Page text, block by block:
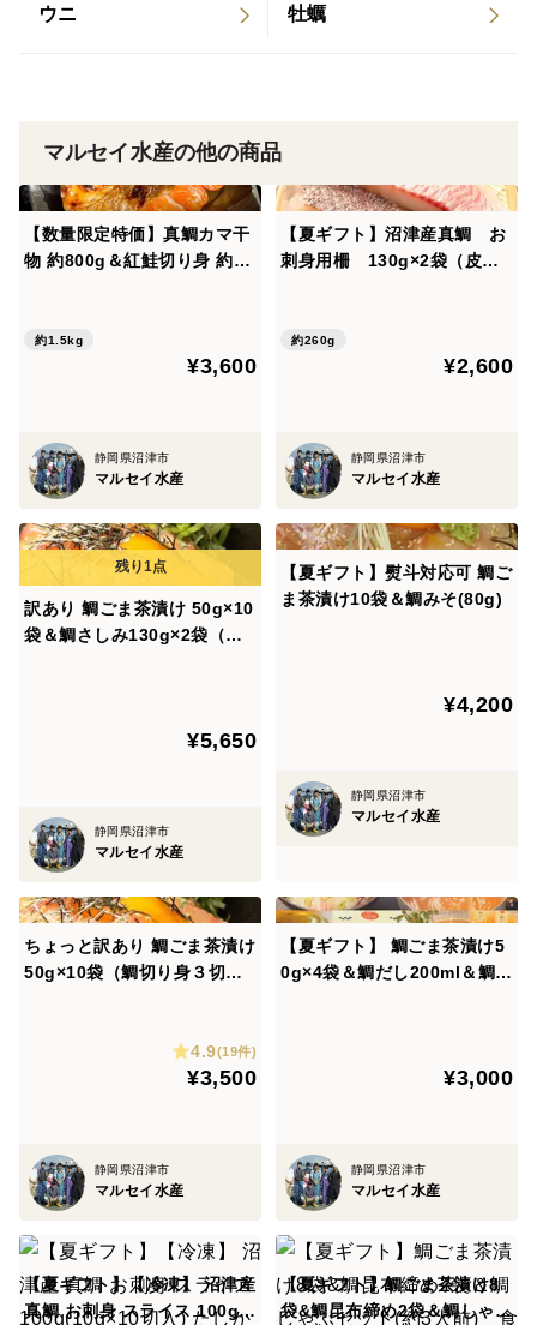
淡白な鯛の白身はお魚が苦手なお子様でも食べやすい味
※少量でお召し上がりいただきやすいよう小分けにして
おります。（1袋マダイの切り身3切れ程度）
へは前々日の発送となります）
【おまとめ配送について】
他出品の商品とのまとめ配送（同梱）も承っておりま
す。
お客様の配送料の負担も減らすことができますので、ご
注文前にご連絡下さい。
ヤマト運輸自動伝票発行システム都合上、別々のご注文
お熨斗が必要な場合はご注文時、特記事項へ【ご希望の
熨斗種類】を記載ください。
熨斗への名入れはできかねます。ご了承ください。
（記載のない場合、熨斗なしでの配送となります。）
ウニ 牡蠣
マルセイ水産の他の商品
【数量限定特価】真鯛カマ干
物 約800g＆紅鮭切り身 約70
約1.5kg
¥3,600
静岡県沼津市
マルセイ水産
【夏ギフト】沼津産真鯛 お
刺身用柵 130g×2袋（皮引
約260g
¥2,600
静岡県沼津市
マルセイ水産
訳あり 鯛ごま茶漬け 50g×10
袋＆鯛さしみ130g×2袋（皮
¥5,650
静岡県沼津市
マルセイ水産
【夏ギフト】熨斗対応可 鯛ご
ま茶漬け10袋＆鯛みそ(80g)
¥4,200
静岡県沼津市
マルセイ水産
ちょっと訳あり 鯛ごま茶漬け
50g×10袋（鯛切り身３切れ/
4.9(19件)
¥3,500
静岡県沼津市
マルセイ水産
【夏ギフト】 鯛ごま茶漬け5
0g×4袋＆鯛だし200ml＆鯛み
¥3,000
静岡県沼津市
マルセイ水産
【夏ギフト】【冷凍】 沼津産
真鯛 お刺身 スライス 100g(1
【夏ギフト】鯛ごま茶漬け8
袋&鯛昆布締め2袋＆鯛しゃぶ